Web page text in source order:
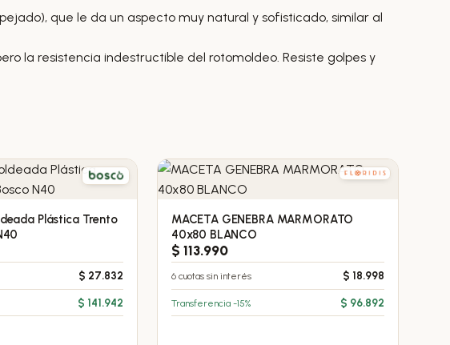
que le da un aspecto muy natural y sofisticado, similar al
la resistencia indestructible del rotomoldeo. Resiste golpes y
Plástica Trento
$ 27.832
$ 141.942
MACETA GENEBRA MARMORATO
40x80 BLANCO
$ 113.990
6 cuotas sin interés $ 18.998
Transferencia -15% $ 96.892